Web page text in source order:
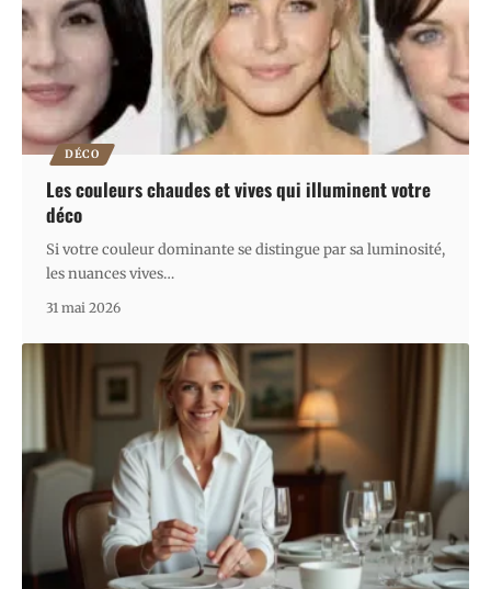
DÉCO
Les couleurs chaudes et vives qui illuminent votre
déco
Si votre couleur dominante se distingue par sa luminosité,
les nuances vives…
31 mai 2026